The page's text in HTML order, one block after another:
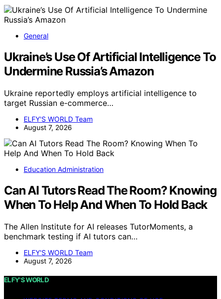
General
Ukraine’s Use Of Artificial Intelligence To
Undermine Russia’s Amazon
Ukraine reportedly employs artificial intelligence to
target Russian e-commerce…
ELFY'S WORLD Team
August 7, 2026
Education Administration
Can AI Tutors Read The Room? Knowing
When To Help And When To Hold Back
The Allen Institute for AI releases TutorMoments, a
benchmark testing if AI tutors can…
ELFY'S WORLD Team
August 7, 2026
ELFY'S WORLD